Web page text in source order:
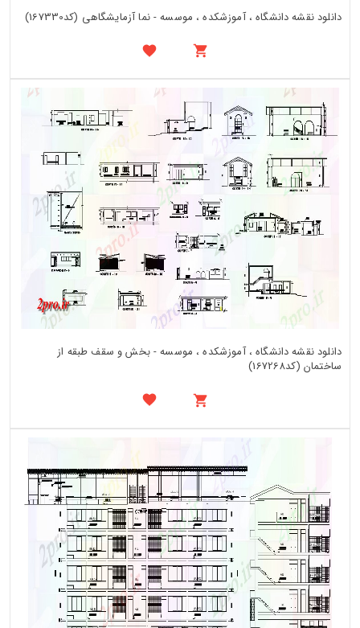
دانلود نقشه دانشگاه ، آموزشکده ، موسسه - نما آزمایشگاهی (کد167330)
دانلود نقشه دانشگاه ، آموزشکده ، موسسه - بخش و سقف طبقه از
ساختمان (کد167268)